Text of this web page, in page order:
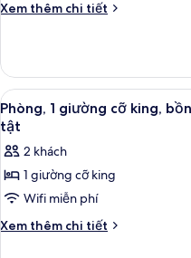
king,
buồng
tắm
phù
hợp
cho
xe
Xem thêm chi tiết
Chi
Phòng,
giường
cỡ
king,
buồng
tắm
hợp
cho
xe
Xem
tất
cả
ảnh
Phòng,
1
giường
5
Phòng, 1 giường cỡ king,
tật
2 khách
1 giường cỡ king
Wifi miễn phí
Xem thêm chi tiết
Chi